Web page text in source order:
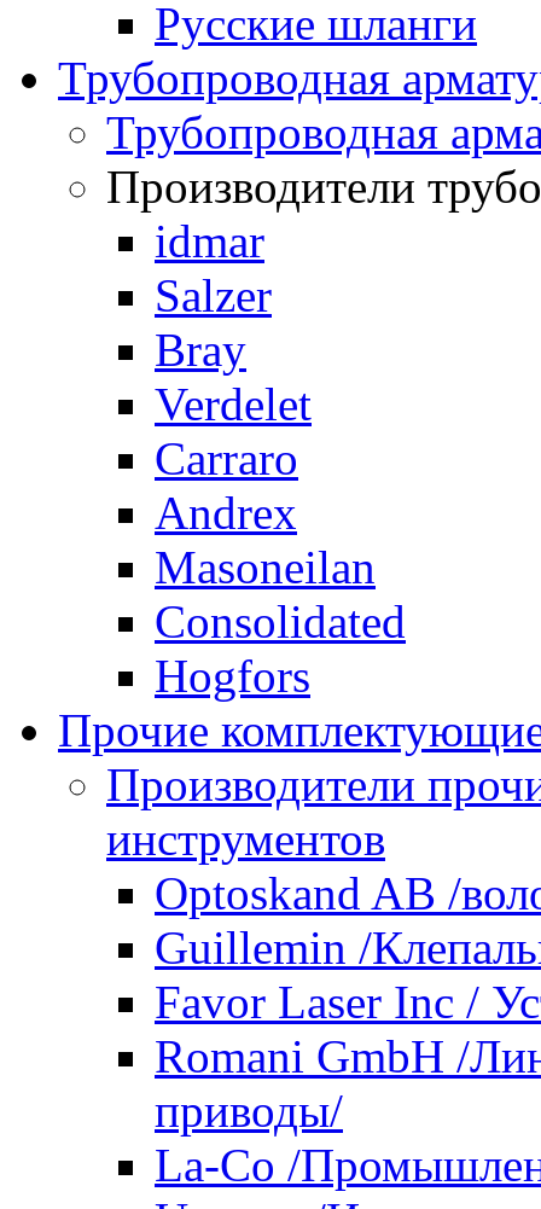
Русские шланги
Трубопроводная
Трубопроводная
Производители
idmar
Salzer
Bray
Verdelet
Carraro
Andrex
Masoneilan
Consolidated
Hogfors
Прочие
Производители
инструментов
Optoskand AB /
Guillemin /
Favor Laser Inc /
Romani GmbH /
приводы/
La-Co /